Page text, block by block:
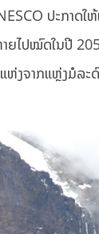
ປະກາດ
ໄປໝົດໃນປີ
ງຈາກແຫຼ່ງມໍລ